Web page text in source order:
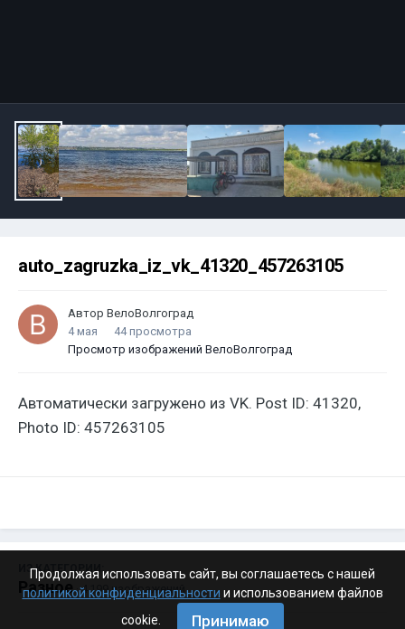
auto_zagruzka_iz_vk_41320_457263105
Автор ВелоВолгоград
4 мая
44 просмотра
Просмотр изображений ВелоВолгоград
Автоматически загружено из VK. Post ID: 41320,
Photo ID: 457263105
ИЗ КАТЕГОРИИ:
Разное · 4 199 изображений
Продолжая использовать сайт, вы соглашаетесь с нашей
политикой конфиденциальности и использованием файлов
cookie.
Принимаю